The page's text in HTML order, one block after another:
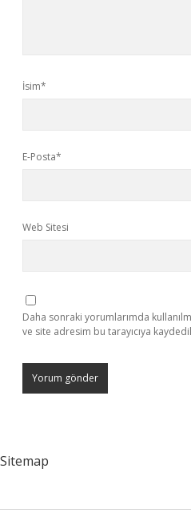
İsim*
E-Posta*
Web Sitesi
Daha sonraki yorumlarımda
ve site adresim bu tarayıcıya
Sitemap